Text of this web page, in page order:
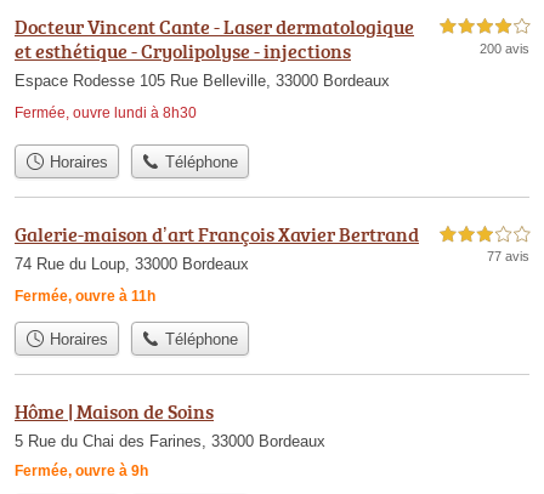
Docteur Vincent Cante - Laser dermatologique
et esthétique - Cryolipolyse - injections
Espace Rodesse 105 Rue Belleville, 33000 Bordeaux
Fermée, ouvre lundi à 8h30
4,0 étoiles sur 5
200 avis
Horaires Téléphone
Galerie-maison d’art François Xavier Bertrand
74 Rue du Loup, 33000 Bordeaux
Fermée, ouvre à 11h
3,0 étoiles sur 5
77 avis
Horaires Téléphone
Hôme | Maison de Soins
5 Rue du Chai des Farines, 33000 Bordeaux
Fermée, ouvre à 9h